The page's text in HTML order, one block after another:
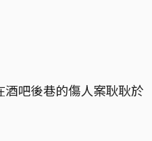
酒吧後巷的傷人案耿耿於